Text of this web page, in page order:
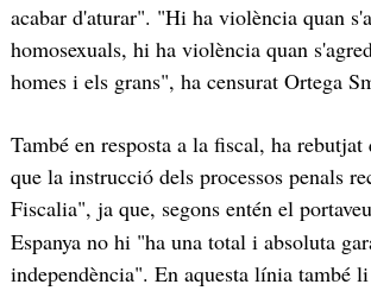
acabar d'aturar". "Hi ha violència quan
homosexuals, hi ha violència quan
homes i els grans", ha censurat Ortega
També en resposta a la fiscal, ha
que la instrucció dels processos penals
Fiscalia", ja que, segons entén el
Espanya no hi "ha una total i absoluta
independència". En aquesta línia també